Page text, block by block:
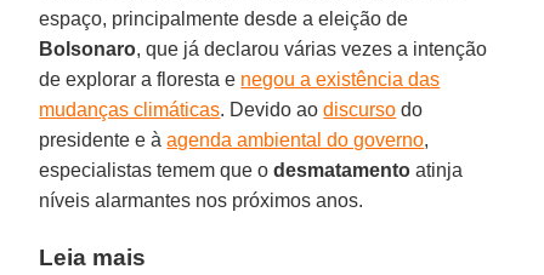
espaço, principalmente desde a eleição de
Bolsonaro, que já declarou várias vezes a intenção
de explorar a floresta e negou a existência das
mudanças climáticas. Devido aodiscurso do
presidente e àagenda ambiental do governo,
especialistas temem que odesmatamento atinja
níveis alarmantes nos próximos anos.
Leia mais